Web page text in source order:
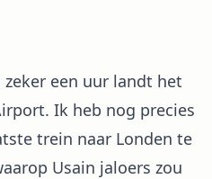
een uur landt het
Ik heb nog precies
trein naar Londen te
Usain jaloers zou